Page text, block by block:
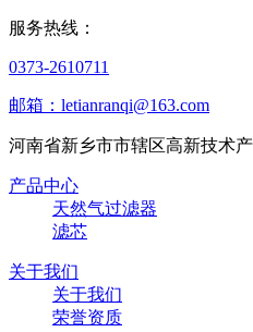
服务热线：
0373-2610711
邮箱：letianranqi@163.com
河南省新乡市市辖区高新技术
产品中心
天然气过滤器
滤芯
关于我们
关于我们
荣誉资质